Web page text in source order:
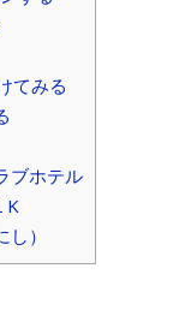
てみる
ブホテル
K
）